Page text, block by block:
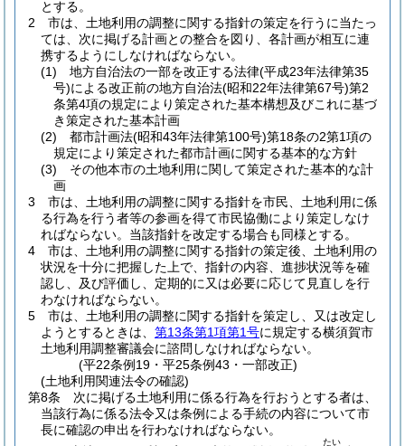
とする。
2
市は、土地利用の調整に関する指針の策定を行うに当たっ
ては、次に掲げる計画との整合を図り、各計画が相互に連
携するようにしなければならない。
(1)
地方自治法の一部を改正する法律(平成23年法律第35
号)による改正前の地方自治法(昭和22年法律第67号)第2
条第4項の規定により策定された基本構想及びこれに基づ
き策定された基本計画
(2)
都市計画法(昭和43年法律第100号)第18条の2第1項の
規定により策定された都市計画に関する基本的な方針
(3)
その他本市の土地利用に関して策定された基本的な計
画
3
市は、土地利用の調整に関する指針を市民、土地利用に係
る行為を行う者等の参画を得て市民協働により策定しなけ
ればならない。 当該指針を改定する場合も同様とする。
4
市は、土地利用の調整に関する指針の策定後、土地利用の
状況を十分に把握した上で、指針の内容、進捗状況等を確
認し、及び評価し、定期的に又は必要に応じて見直しを行
わなければならない。
5
市は、土地利用の調整に関する指針を策定し、又は改定し
ようとするときは、 第13条第1項第1号に規定する横須賀市
土地利用調整審議会に諮問しなければならない。
(平22条例19・平25条例43・一部改正)
(土地利用関連法令の確認)
第8条
次に掲げる土地利用に係る行為を行おうとする者は、
当該行為に係る法令又は条例による手続の内容について市
長に確認の申出を行わなければならない。
たい